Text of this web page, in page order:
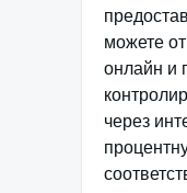
можете
онлайн и
через